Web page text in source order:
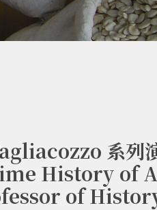
系
History of
of